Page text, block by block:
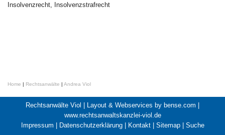
Insolvenzrecht, Insolvenzstrafrecht
Home | Rechtsanwälte | Andrea Viol
Rechtsanwälte Viol | Layout & Webservices by bense.com |
www.rechtsanwaltskanzlei-viol.de
Impressum | Datenschutzerklärung| Kontakt| Sitemap| Suche